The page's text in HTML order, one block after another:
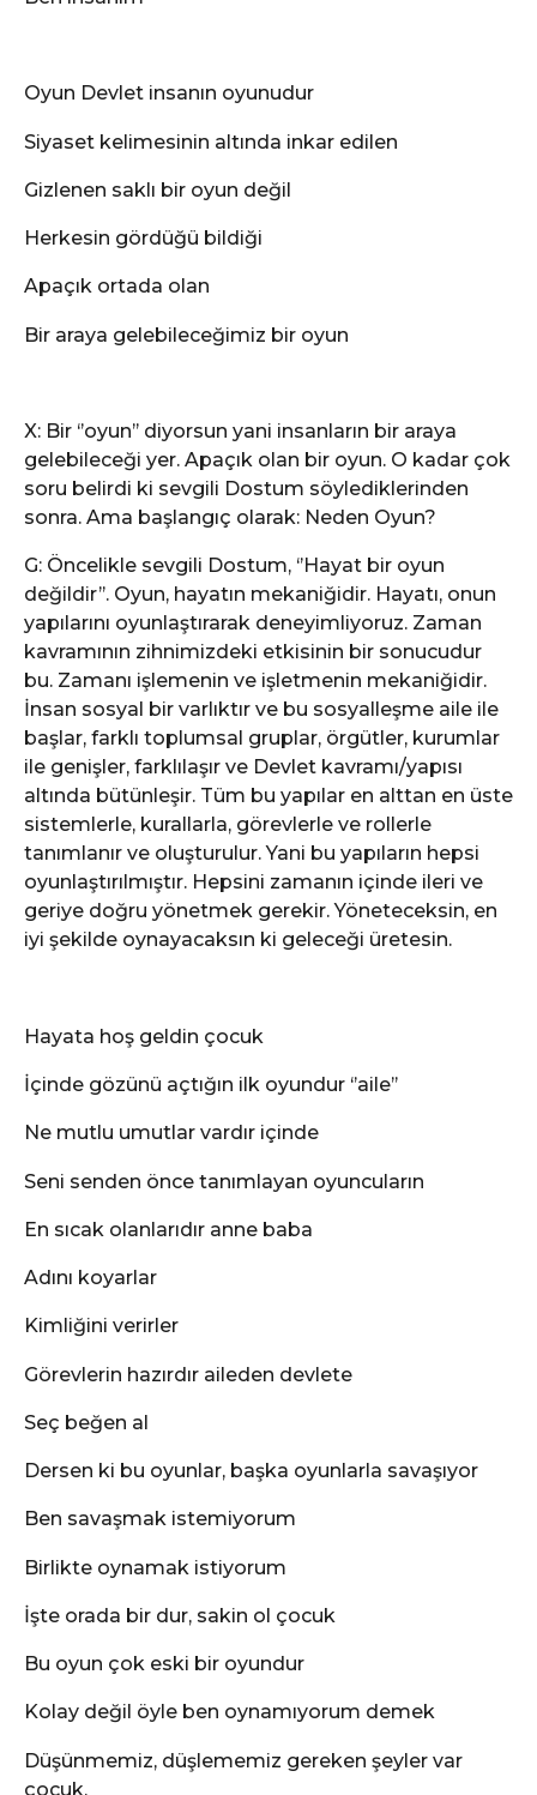
Oyun Devlet insanın oyunudur
Siyaset kelimesinin altında inkar edilen
Gizlenen saklı bir oyun değil
Herkesin gördüğü bildiği
Apaçık ortada olan
Bir araya gelebileceğimiz bir oyun
X: Bir ‘’oyun’’ diyorsun yani insanların bir araya
gelebileceği yer. Apaçık olan bir oyun. O kadar çok
soru belirdi ki sevgili Dostum söylediklerinden
sonra. Ama başlangıç olarak: Neden Oyun?
G: Öncelikle sevgili Dostum, ‘’Hayat bir oyun
değildir’’. Oyun, hayatın mekaniğidir. Hayatı, onun
yapılarını oyunlaştırarak deneyimliyoruz. Zaman
kavramının zihnimizdeki etkisinin bir sonucudur
bu. Zamanı işlemenin ve işletmenin mekaniğidir.
İnsan sosyal bir varlıktır ve bu sosyalleşme aile ile
başlar, farklı toplumsal gruplar, örgütler, kurumlar
ile genişler, farklılaşır ve Devlet kavramı/yapısı
altında bütünleşir. Tüm bu yapılar en alttan en üste
sistemlerle, kurallarla, görevlerle ve rollerle
tanımlanır ve oluşturulur. Yani bu yapıların hepsi
oyunlaştırılmıştır. Hepsini zamanın içinde ileri ve
geriye doğru yönetmek gerekir. Yöneteceksin, en
iyi şekilde oynayacaksın ki geleceği üretesin.
Hayata hoş geldin çocuk
İçinde gözünü açtığın ilk oyundur ‘’aile’’
Ne mutlu umutlar vardır içinde
Seni senden önce tanımlayan oyuncuların
En sıcak olanlarıdır anne baba
Adını koyarlar
Kimliğini verirler
Görevlerin hazırdır aileden devlete
Seç beğen al
Dersen ki bu oyunlar, başka oyunlarla savaşıyor
Ben savaşmak istemiyorum
Birlikte oynamak istiyorum
İşte orada bir dur, sakin ol çocuk
Bu oyun çok eski bir oyundur
Kolay değil öyle ben oynamıyorum demek
Düşünmemiz, düşlememiz gereken şeyler var
çocuk.